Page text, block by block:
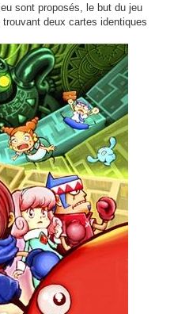
sont proposés, le but du jeu
deux cartes identiques